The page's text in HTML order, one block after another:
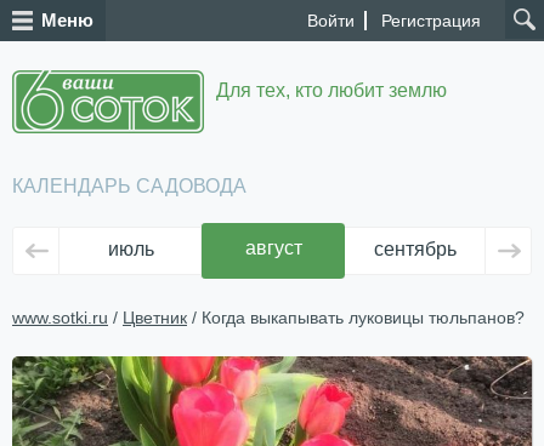
Войти Регистрация
Меню
Для тех, кто любит землю
КАЛЕНДАРЬ САДОВОДА
июль август сентябрь
www.sotki.ru / Цветник / Когда выкапывать луковицы тюльпанов?